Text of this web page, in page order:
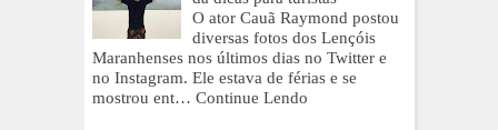
O ator Cauã Raymond postou
diversas fotos dos Lençóis
Maranhenses nos últimos dias no Twitter e
no Instagram. Ele estava de férias e se
mostrou ent… Continue Lendo